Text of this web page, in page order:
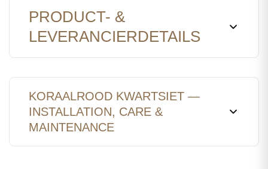
PRODUCT- &
LEVERANCIERDETAILS
KORAALROOD KWARTSIET —
INSTALLATION, CARE &
MAINTENANCE